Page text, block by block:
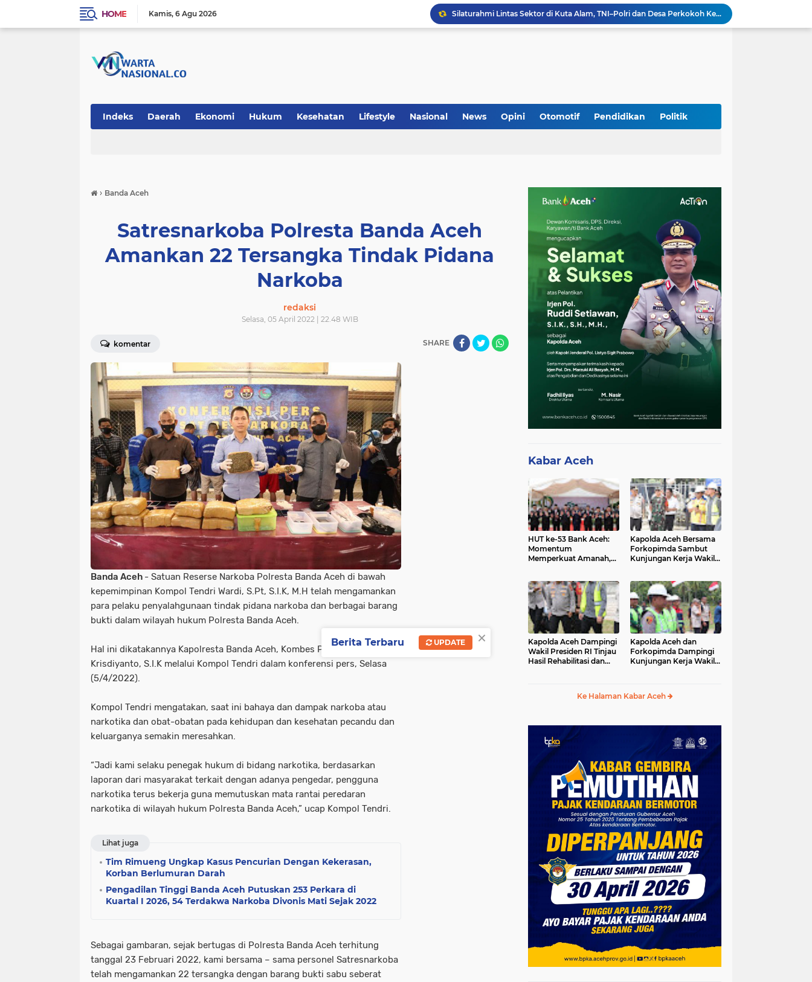
HOME Kamis 6 Agu 2026
Silaturahmi Lintas Sektor di Kuta Alam, TNI–Polri dan Desa Perkokoh Kebersamaan
Babinsa Peukan Bada Hadiri Rapat Lanjutan HUT RI ke-81, Perkuat Sinergi Lintas Sektor
Kak Na Promosi Wisata Surfing dan Hadiri Perayaan HUT 53 tahun BAS Simeulue
Indeks Daerah Ekonomi Hukum Kesehatan Lifestyle Nasional News Opini Otomotif Pendidikan Politik
› Banda Aceh
Satresnarkoba Polresta Banda Aceh
Amankan 22 Tersangka Tindak Pidana
Narkoba
redaksi
Selasa, 05 April 2022 | 22.48 WIB
komentar SHARE
Banda Aceh - Satuan Reserse Narkoba Polresta Banda Aceh di bawah
kepemimpinan Kompol Tendri Wardi, S.Pt, S.I.K, M.H telah mengamankan
para pelaku penyalahgunaan tindak pidana narkoba dan berbagai barang
bukti dalam wilayah hukum Polresta Banda Aceh.
Hal ini dikatakannya Kapolresta Banda Aceh, Kombes Pol Joko
Krisdiyanto, S.I.K melalui Kompol Tendri dalam konferensi pers, Selasa
(5/4/2022).
Kompol Tendri mengatakan, saat ini bahaya dan dampak narkoba atau
narkotika dan obat-obatan pada kehidupan dan kesehatan pecandu dan
keluarganya semakin meresahkan.
“Jadi kami selaku penegak hukum di bidang narkotika, berdasarkan
laporan dari masyarakat terkait dengan adanya pengedar, pengguna
narkotika terus bekerja guna memutuskan mata rantai peredaran
narkotika di wilayah hukum Polresta Banda Aceh,” ucap Kompol Tendri.
Lihat juga
Tim Rimueng Ungkap Kasus Pencurian Dengan Kekerasan,
Korban Berlumuran Darah
Pengadilan Tinggi Banda Aceh Putuskan 253 Perkara di
Kuartal I 2026, 54 Terdakwa Narkoba Divonis Mati Sejak 2022
Sebagai gambaran, sejak bertugas di Polresta Banda Aceh terhitung
tanggal 23 Februari 2022, kami bersama – sama personel Satresnarkoba
telah mengamankan 22 tersangka dengan barang bukti sabu seberat
Kabar Aceh
HUT ke-53 Bank Aceh:
Momentum
Memperkuat Amanah,
Kapolda Aceh Bersama
Forkopimda Sambut
Kunjungan Kerja Wakil
Kapolda Aceh Dampingi
Wakil Presiden RI Tinjau
Hasil Rehabilitasi dan
Kapolda Aceh dan
Forkopimda Dampingi
Kunjungan Kerja Wakil
Ke Halaman Kabar Aceh
×
Berita Terbaru UPDATE